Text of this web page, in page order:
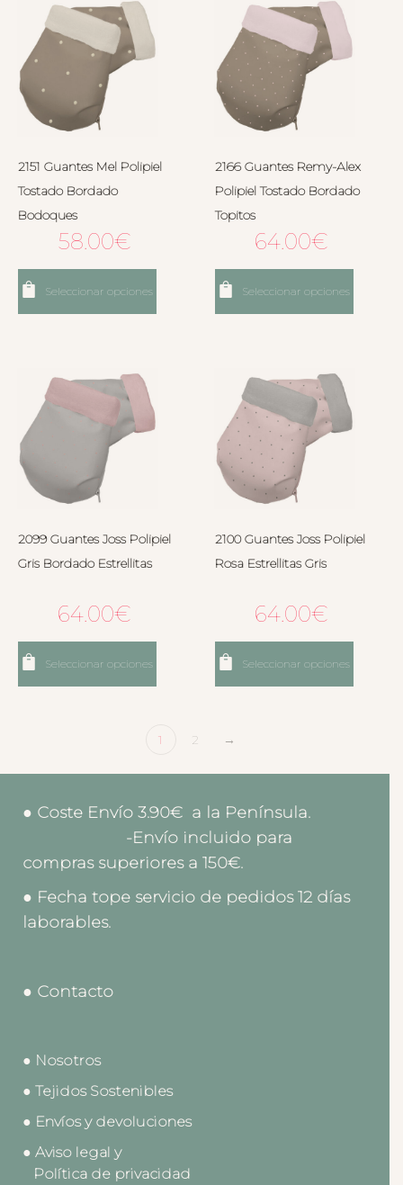
2151 Guantes Mel Polipiel
Tostado Bordado
Bodoques
58.00€
Seleccionar opciones
2166 Guantes Remy-Alex
Polipiel Tostado Bordado
Topitos
64.00€
Seleccionar opciones
2099 Guantes Joss Polipiel
Gris Bordado Estrellitas
64.00€
Seleccionar opciones
2100 Guantes Joss Polipiel
Rosa Estrellitas Gris
64.00€
Seleccionar opciones
1 2 →
● Coste Envío 3.90€ a la Península.
-Envío incluido para
compras superiores a 150€.
● Fecha tope servicio de pedidos 12 días
laborables.
● Contacto
● Nosotros
● Tejidos Sostenibles
● Envíos y devoluciones
● Aviso legal y
Política de privacidad